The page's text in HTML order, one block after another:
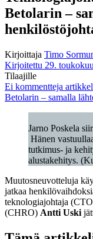
Betolarin –
Kirjoittaja Timo
Kirjoitettu 29.
Tilaajille
Ei kommentteja
Betolarin – samalla
Jarno Poskela
Hänen
tutkimus- ja
alustakehitys.
Muutosneuvotteluja
jatkaa
teknologiajohtaja
(CHRO) Antti Uski